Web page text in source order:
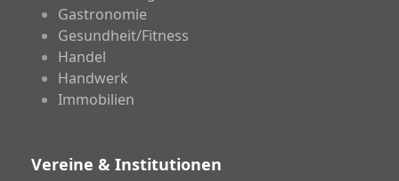
Gastronomie
Gesundheit/Fitness
Handel
Handwerk
Immobilien
Vereine & Institutionen